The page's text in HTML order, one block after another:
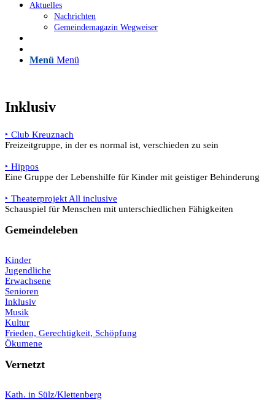
Aktuelles
Nachrichten
Gemeindemagazin Wegweiser
Menü Menü
Inklusiv
‣ Club Kreuznach
Freizeitgruppe, in der es normal ist, verschieden zu sein
‣ Hippos
Eine Gruppe der Lebenshilfe für Kinder mit geistiger Behinderung
‣ Theaterprojekt All inclusive
Schauspiel für Menschen mit unterschiedlichen Fähigkeiten
Gemeindeleben
Kinder
Jugendliche
Erwachsene
Senioren
Inklusiv
Musik
Kultur
Frieden, Gerechtigkeit, Schöpfung
Ökumene
Vernetzt
Kath. in Sülz/Klettenberg